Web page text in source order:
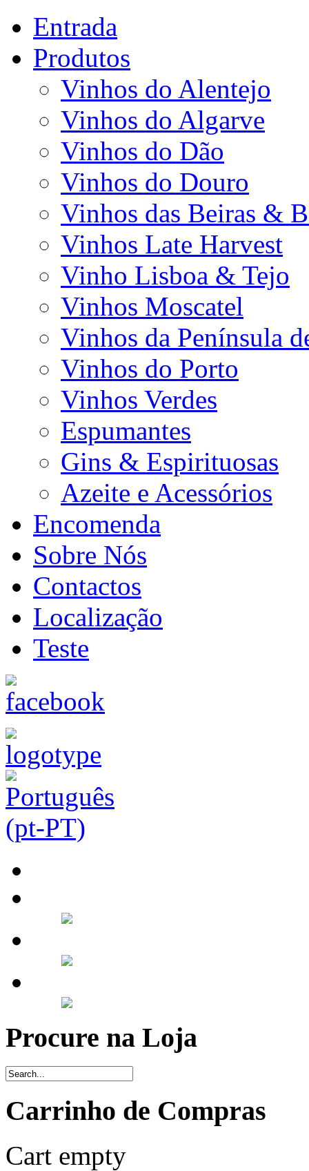
Entrada
Produtos
Vinhos do Alentejo
Vinhos do Algarve
Vinhos do Dão
Vinhos do Douro
Vinhos das Beiras &
Vinhos Late Harvest
Vinho Lisboa & Tejo
Vinhos Moscatel
Vinhos da Península
Vinhos do Porto
Vinhos Verdes
Espumantes
Gins & Espirituosas
Azeite e Acessórios
Encomenda
Sobre Nós
Contactos
Localização
Teste
Procure na Loja
Carrinho de Compras
Cart empty